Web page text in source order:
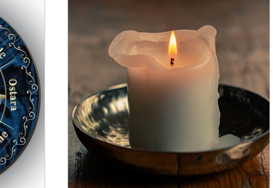
c’est la plante qui devient un maître,
un miroir, une alliée qui nous
enseigne à travers son parfum, sa
structure, son feu, sa lumière.